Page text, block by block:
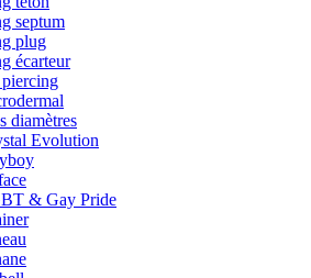
septum
plug
écarteur
piercing
diamètres
Evolution
& Gay Pride